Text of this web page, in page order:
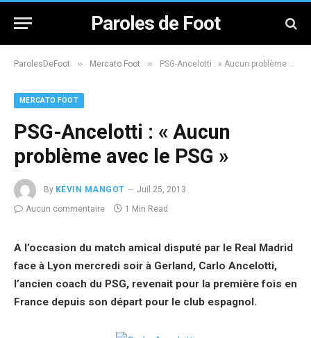
Paroles de Foot
ParolesDeFoot » Mercato Foot » PSG-Ancelotti : « Aucun problème avec le PSG »
MERCATO FOOT
PSG-Ancelotti : « Aucun
problème avec le PSG »
By KÉVIN MANGOT
Juil 25, 2013
Aucun commentaire
1 Min Read
A l’occasion du match amical disputé par le Real Madrid
face à Lyon mercredi soir à Gerland, Carlo Ancelotti,
l’ancien coach du PSG, revenait pour la première fois en
France depuis son départ pour le club espagnol.